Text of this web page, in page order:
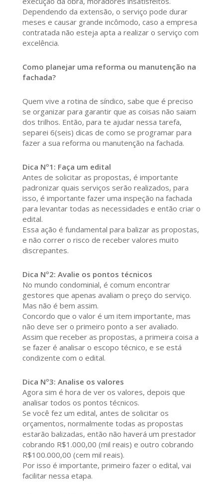
Dependendo da extensão, o serviço pode durar
meses e causar grande incômodo, caso a empresa
contratada não esteja apta a realizar o serviço com
excelência.
Como planejar uma reforma ou manutenção na
fachada?
Quem vive a rotina de síndico, sabe que é preciso
se organizar para garantir que as coisas não saiam
dos trilhos. Então, para te ajudar nessa tarefa,
separei 6(seis) dicas de como se programar para
fazer a sua reforma ou manutenção na fachada.
Dica Nº1: Faça um edital
Antes de solicitar as propostas, é importante
padronizar quais serviços serão realizados, para
isso, é importante fazer uma inspeção na fachada
para levantar todas as necessidades e então criar o
edital.
Essa ação é fundamental para balizar as propostas,
e não correr o risco de receber valores muito
discrepantes.
Dica Nº2: Avalie os pontos técnicos
No mundo condominial, é comum encontrar
gestores que apenas avaliam o preço do serviço.
Mas não é bem assim.
Concordo que o valor é um item importante, mas
não deve ser o primeiro ponto a ser avaliado.
Assim que receber as propostas, a primeira coisa a
se fazer é analisar o escopo técnico, e se está
condizente com o edital.
Dica Nº3: Analise os valores
Agora sim é hora de ver os valores, depois que
analisar todos os pontos técnicos.
Se você fez um edital, antes de solicitar os
orçamentos, normalmente todas as propostas
estarão balizadas, então não haverá um prestador
cobrando R$1.000,00 (mil reais) e outro cobrando
R$100.000,00 (cem mil reais).
Por isso é importante, primeiro fazer o edital, vai
facilitar nessa etapa.